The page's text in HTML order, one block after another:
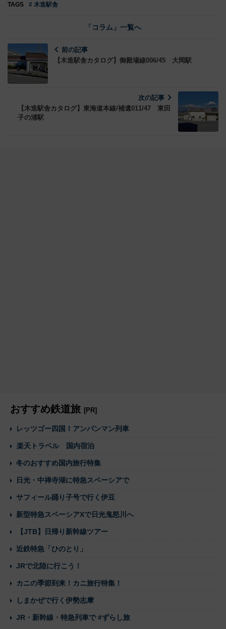
TAGS # 木造駅舎
「コラム」一覧へ
前の記事
【木造駅舎カタログ】御殿場線006/45 大岡駅
次の記事
【木造駅舎カタログ】東海道本線/補遺011/47 東田
子の浦駅
おすすめ鉄道旅 [PR]
レッツゴー四国！アンパンマン列車
楽天トラベル 国内宿泊
冬のおすすめ国内旅行特集
日光・中禅寺湖に特急スペーシアで
サフィール踊り子号で行く伊豆
新型特急スペーシアXで日光鬼怒川へ
【JTB】日帰り新幹線ツアー
近鉄特急「ひのとり」
JRで北陸に行こう！
カニの季節到来！カニ旅行特集！
しまかぜで行く伊勢志摩
JR・新幹線・特急列車で #ずらし旅